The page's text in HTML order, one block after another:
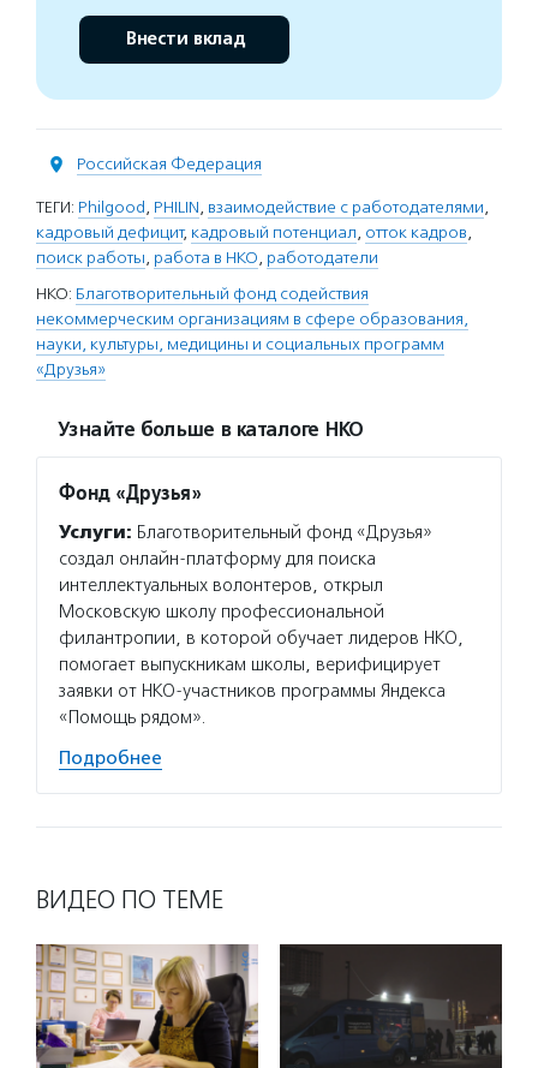
Внести вклад
Российская Федерация
ТЕГИ: Philgood, PHILIN, взаимодействие с работодателями,
кадровый дефицит, кадровый потенциал, отток кадров,
поиск работы, работа в НКО, работодатели
НКО: Благотворительный фонд содействия
некоммерческим организациям в сфере образования,
науки, культуры, медицины и социальных программ
«Друзья»
Узнайте больше в каталоге НКО
Фонд «Друзья»
Услуги: Благотворительный фонд «Друзья»
создал онлайн-платформу для поиска
интеллектуальных волонтеров, открыл
Московскую школу профессиональной
филантропии, в которой обучает лидеров НКО,
помогает выпускникам школы, верифицирует
заявки от НКО-участников программы Яндекса
«Помощь рядом».
Подробнее
ВИДЕО ПО ТЕМЕ